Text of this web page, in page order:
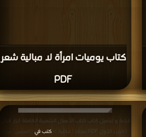
كتاب يوميات امرأة لا مبالية شعر
PDF
قراءة و تحميل كتاب كتاب الأعمال الشعرية الكاملة (نزار قبانى
) الجزء الأول PDF مجانا | مكتبة >
كتب في
| التحميل : مرة/